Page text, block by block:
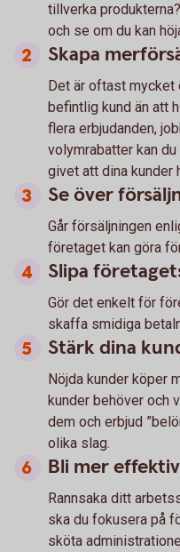
tillverka
och se om du kan
Skapa
Det är oftast mycket
befintlig kund än att
flera erbjudanden,
volymrabatter kan
givet att dina kunder
Se över
Går försäljningen
företaget kan göra
Slipa
Gör det enkelt för
skaffa smidiga
Stärk dina
Nöjda kunder köper
kunder behöver och
dem och erbjud
olika slag.
Bli mer effektiv
Rannsaka ditt
ska du fokusera på
sköta